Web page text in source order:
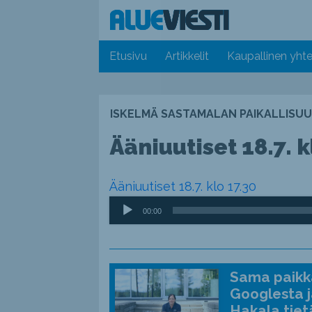
Etusivu Artikkelit Kaupallinen
ISKELMÄ SASTAMALAN
Ääniuutiset 18.7.
Ääniuutiset 18.7. klo 17.30
Äänitoistin
00:00
Sama
Googlesta